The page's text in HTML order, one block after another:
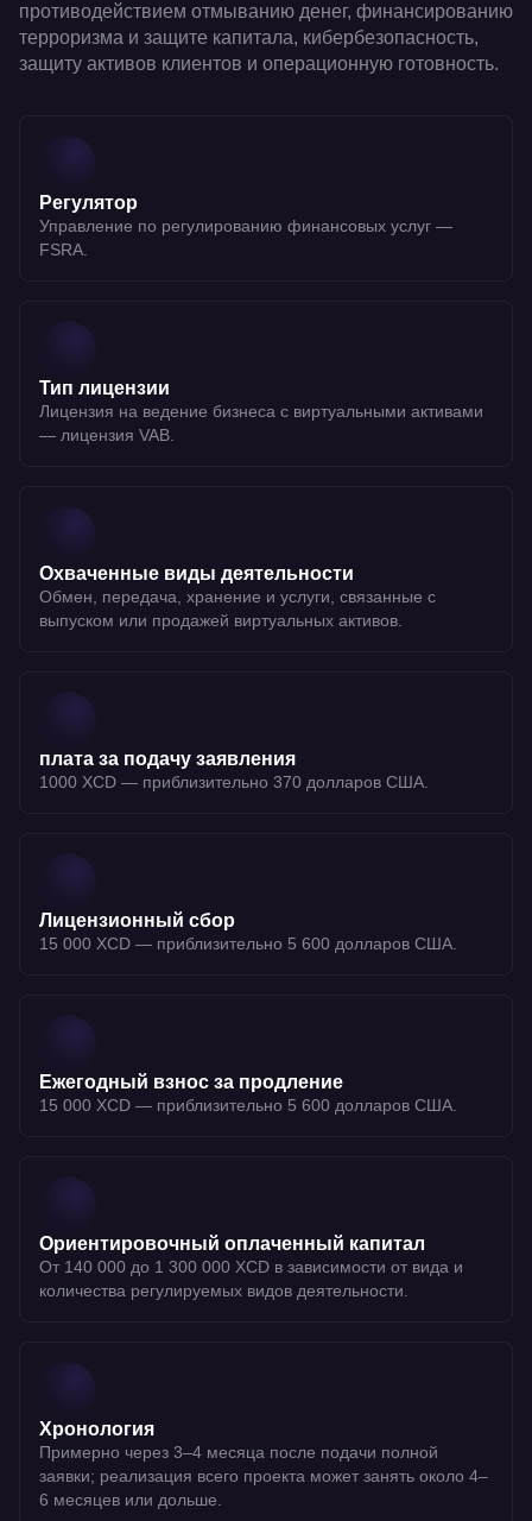
противодействием отмыванию денег, финансированию
терроризма и защите капитала, кибербезопасность,
защиту активов клиентов и операционную готовность.
Регулятор
Управление по регулированию финансовых услуг —
FSRA.
Тип лицензии
Лицензия на ведение бизнеса с виртуальными активами
— лицензия VAB.
Охваченные виды деятельности
Обмен, передача, хранение и услуги, связанные с
выпуском или продажей виртуальных активов.
плата за подачу заявления
1000 XCD — приблизительно 370 долларов США.
Лицензионный сбор
15 000 XCD — приблизительно 5 600 долларов США.
Ежегодный взнос за продление
15 000 XCD — приблизительно 5 600 долларов США.
Ориентировочный оплаченный капитал
От 140 000 до 1 300 000 XCD в зависимости от вида и
количества регулируемых видов деятельности.
Хронология
Примерно через 3–4 месяца после подачи полной
заявки; реализация всего проекта может занять около 4–
6 месяцев или дольше.